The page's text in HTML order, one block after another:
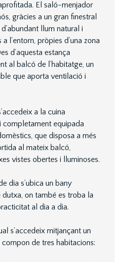
El saló-menjador
gràcies a un gran finestral
llum natural i
l’entorn, pròpies d’una zona
d’aquesta estança
al balcó de l’habitatge, un
que aporta ventilació i
a la cuina
completament equipada
que disposa a més
al mateix balcó,
vistes obertes i lluminoses.
dia s’ubica un bany
on també es troba la
al dia a dia.
s’accedeix mitjançant un
de tres habitacions: